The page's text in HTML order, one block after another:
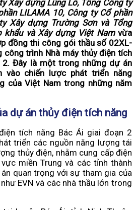
Xây dựng Lũng Lô, Tổng Công ty
LILAMA 10, Công ty Cổ phần
Xây dựng Trường Sơn và Tổng
khẩu và Xây dựng Việt Namvừa
đồng thi công gói thầu số 02XL-
công trình Nhà máy thủy điện tích
2. Đây là một trong những dự án
vào chiến lược phát triển năng
của Việt Nam trong những năm
dự án thủy điện tích năng
tích năng Bác Ái giai đoạn 2
triển các nguồn năng lượng tái
thủy điện, nhằm cung cấp điện
miền Trung và các tỉnh thành
quan trọng với sự tham gia của
EVN và các nhà thầu lớn trong